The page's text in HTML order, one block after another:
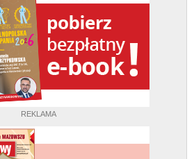
REKLAMA